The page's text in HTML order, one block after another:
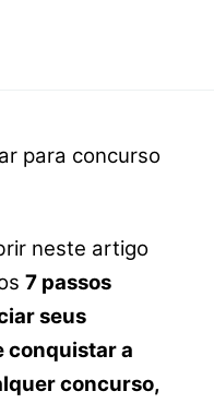
para concurso
neste artigo
7 passos
seus
conquistar a
concurso,